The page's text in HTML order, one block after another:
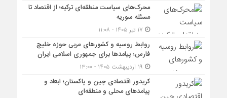
محرک‌های سیاست منطقه‌‎ای ترکیه؛ از اقتصاد تا
مسئله سوریه
روابط روسیه و کشورهای عربی حوزه خلیج
فارس؛ پیامدها برای جمهوری اسلامی ایران
کریدور اقتصادی چین و پاکستان؛ ابعاد و
پیامدهای محلی و منطقه‌ای